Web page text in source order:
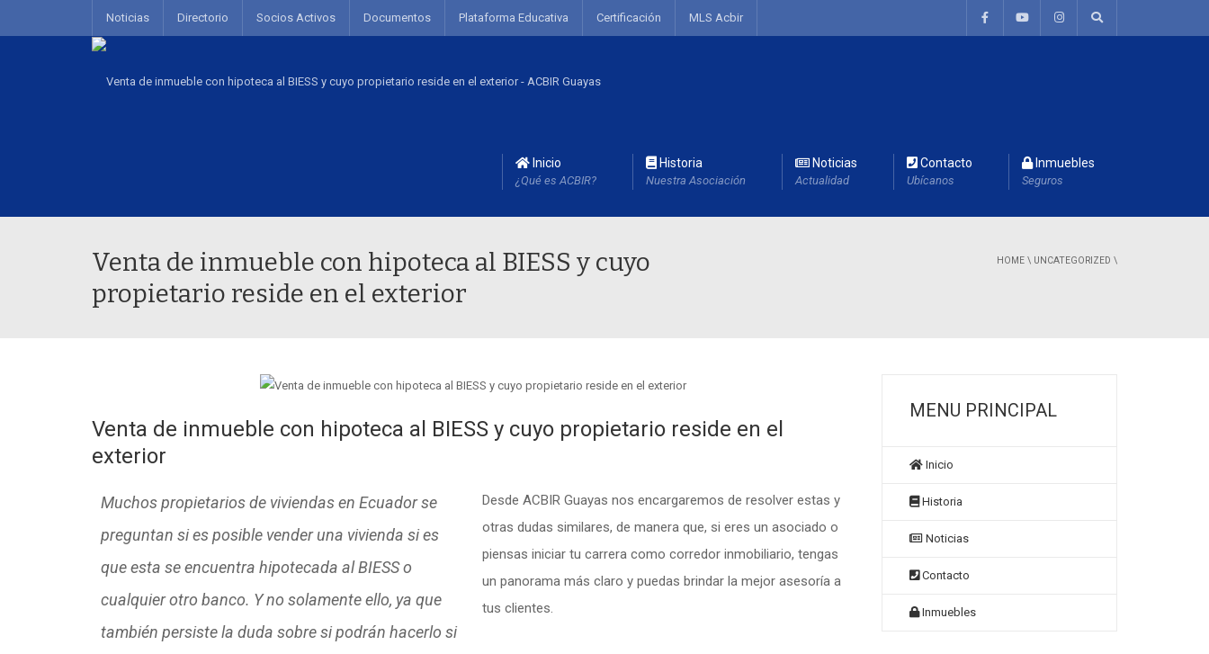
Noticias Directorio Socios Activos Documentos Plataforma Educativa Certificación MLS Acbir
Inicio
¿Qué es ACBIR?
Historia
Nuestra Asociación
Noticias
Actualidad
Contacto
Ubícanos
Inmuebles
Seguros
Venta de inmueble con hipoteca al BIESS y cuyo
propietario reside en el exterior
HOME \ UNCATEGORIZED \
Venta de inmueble con hipoteca al BIESS y cuyo propietario reside en el
exterior
Muchos propietarios de viviendas en Ecuador se
preguntan si es posible vender una vivienda si es
que esta se encuentra hipotecada al BIESS o
cualquier otro banco. Y no solamente ello, ya que
también persiste la duda sobre si podrán hacerlo si
Desde ACBIR Guayas nos encargaremos de resolver estas y
otras dudas similares, de manera que, si eres un asociado o
piensas iniciar tu carrera como corredor inmobiliario, tengas
un panorama más claro y puedas brindar la mejor asesoría a
tus clientes.
MENU PRINCIPAL
Inicio
Historia
Noticias
Contacto
Inmuebles